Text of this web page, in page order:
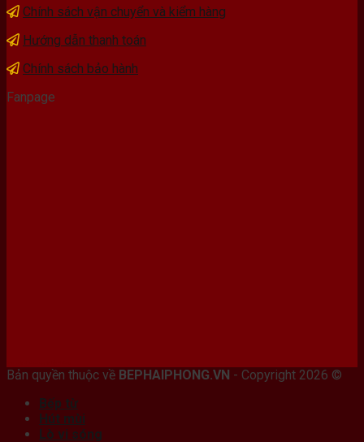
Chính sách vận chuyển và kiểm hàng
Hướng dẫn thanh toán
Chính sách bảo hành
Fanpage
Bản quyền thuộc về BEPHAIPHONG.VN - Copyright 2026 ©
Bếp từ
Hút mùi
Lò vi sóng